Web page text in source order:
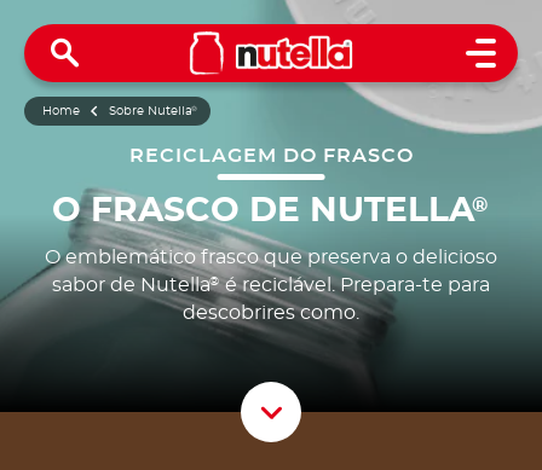
Open
Home Sobre Nutella®
RECICLAGEM DO FRASCO
O FRASCO DE NUTELLA®
O emblemático frasco que preserva o delicioso
sabor de Nutella® é reciclável. Prepara-te para
descobrires como.
Scroll